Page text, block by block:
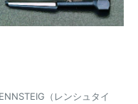
（レンシュタイ